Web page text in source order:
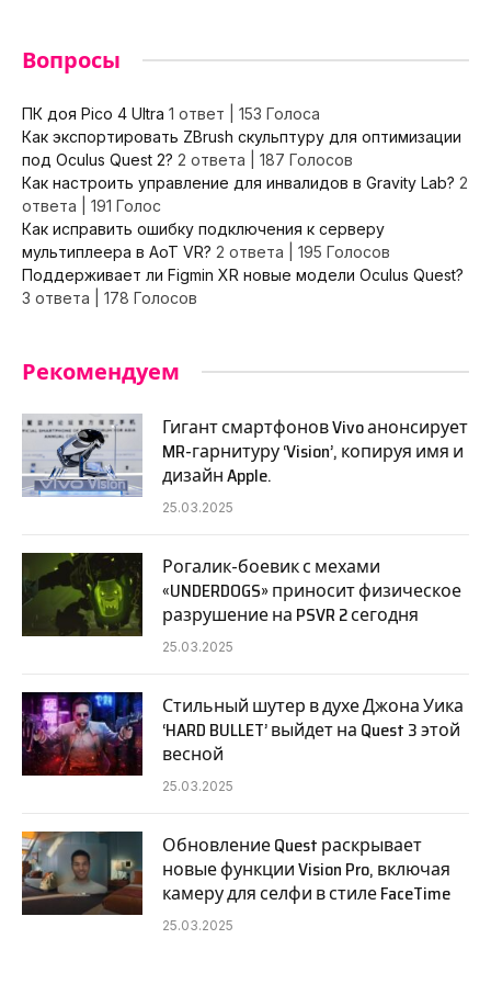
Вопросы
ПК доя Pico 4 Ultra 1 ответ
153 Голоса
Как экспортировать ZBrush скульптуру для оптимизации
под Oculus Quest 2? 2 ответа
187 Голосов
Как настроить управление для инвалидов в Gravity Lab? 2
ответа
191 Голос
Как исправить ошибку подключения к серверу
мультиплеера в AoT VR? 2 ответа
195 Голосов
Поддерживает ли Figmin XR новые модели Oculus Quest?
3 ответа
178 Голосов
Рекомендуем
Гигант смартфонов Vivo анонсирует
MR-гарнитуру ‘Vision’, копируя имя и
дизайн Apple.
25.03.2025
Рогалик-боевик с мехами
«UNDERDOGS» приносит физическое
разрушение на PSVR 2 сегодня
25.03.2025
Стильный шутер в духе Джона Уика
‘HARD BULLET’ выйдет на Quest 3 этой
весной
25.03.2025
Обновление Quest раскрывает
новые функции Vision Pro, включая
камеру для селфи в стиле FaceTime
25.03.2025